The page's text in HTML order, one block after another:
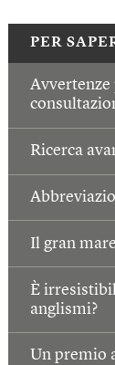
PER
Avvertenze
Ricerca
Il gran
È
anglismi?
Un premio